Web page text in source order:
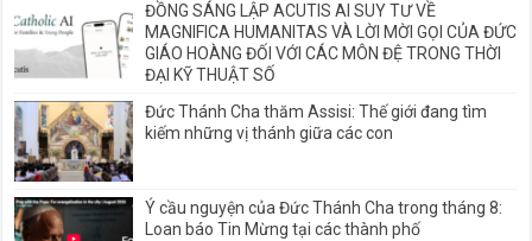
ĐỒNG SÁNG LẬP ACUTIS AI SUY TƯ VỀ
MAGNIFICA HUMANITAS VÀ LỜI MỜI GỌI CỦA ĐỨC
GIÁO HOÀNG ĐỐI VỚI CÁC MÔN ĐỆ TRONG THỜI
ĐẠI KỸ THUẬT SỐ
Đức Thánh Cha thăm Assisi: Thế giới đang tìm
kiếm những vị thánh giữa các con
Ý cầu nguyện của Đức Thánh Cha trong tháng 8:
Loan báo Tin Mừng tại các thành phố